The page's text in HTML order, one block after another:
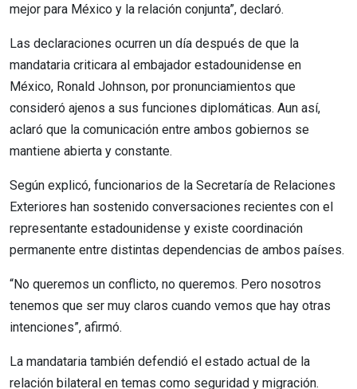
mejor para México y la relación conjunta”, declaró.
Las declaraciones ocurren un día después de que la
mandataria criticara al embajador estadounidense en
México, Ronald Johnson, por pronunciamientos que
consideró ajenos a sus funciones diplomáticas. Aun así,
aclaró que la comunicación entre ambos gobiernos se
mantiene abierta y constante.
Según explicó, funcionarios de la Secretaría de Relaciones
Exteriores han sostenido conversaciones recientes con el
representante estadounidense y existe coordinación
permanente entre distintas dependencias de ambos países.
“No queremos un conflicto, no queremos. Pero nosotros
tenemos que ser muy claros cuando vemos que hay otras
intenciones”, afirmó.
La mandataria también defendió el estado actual de la
relación bilateral en temas como seguridad y migración.